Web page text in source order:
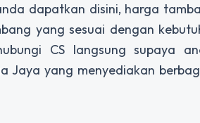
dapatkan disini, harga
yang sesuai dengan
CS langsung supaya
Jaya yang menyediakan